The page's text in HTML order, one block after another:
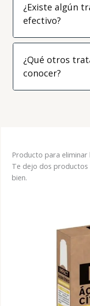
¿Existe algún
efectivo?
¿Qué otros
conocer?
Producto para eliminar
Te dejo dos productos
bien.